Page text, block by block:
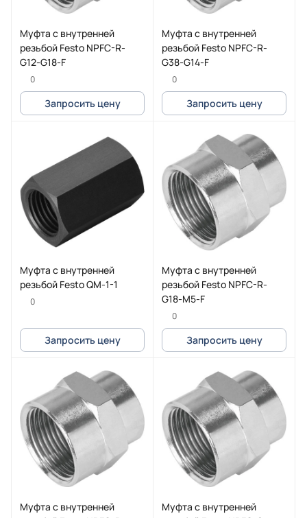
Муфта с внутренней
резьбой Festo NPFC-R-
G12-G18-F
0
Запросить цену
Муфта с внутренней
резьбой Festo NPFC-R-
G38-G14-F
0
Запросить цену
Муфта с внутренней
резьбой Festo QM-1-1
0
Запросить цену
Муфта с внутренней
резьбой Festo NPFC-R-
G18-M5-F
0
Запросить цену
Муфта с внутренней
Муфта с внутренней